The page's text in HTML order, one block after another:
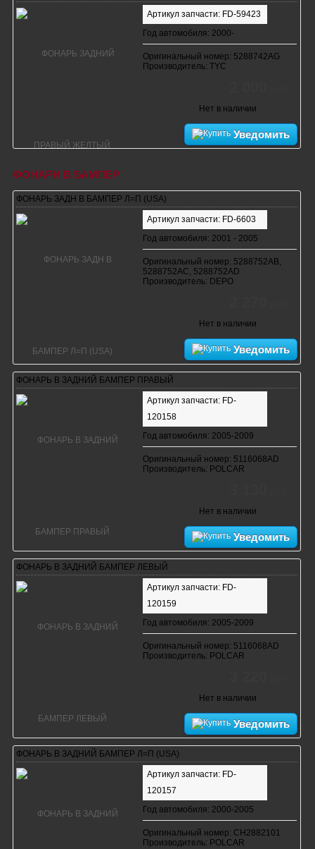
Артикул запчасти: FD-59423
Год автомобиля: 2000-
Оригинальный номер: 5288742AG
Производитель: TYC
Нет в наличии
Уведомить
ФОНАРИ В БАМПЕР
ФОНАРЬ ЗАДН В БАМПЕР Л=П (USA)
Артикул запчасти: FD-6603
Год автомобиля: 2001 - 2005
Оригинальный номер: 5288752AB,
5288752AC, 5288752AD
Производитель: DEPO
Нет в наличии
Уведомить
ФОНАРЬ В ЗАДНИЙ БАМПЕР ПРАВЫЙ
Артикул запчасти: FD-
120158
Год автомобиля: 2005-2009
Оригинальный номер: 5116068AD
Производитель: POLCAR
Нет в наличии
Уведомить
ФОНАРЬ В ЗАДНИЙ БАМПЕР ЛЕВЫЙ
Артикул запчасти: FD-
120159
Год автомобиля: 2005-2009
Оригинальный номер: 5116068AD
Производитель: POLCAR
Нет в наличии
Уведомить
ФОНАРЬ В ЗАДНИЙ БАМПЕР Л=П (USA)
Артикул запчасти: FD-
120157
Год автомобиля: 2000-2005
Оригинальный номер: CH2882101
Производитель: POLCAR